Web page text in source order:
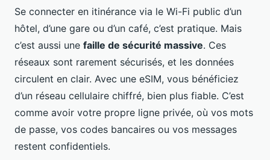
Se connecter en itinérance via le Wi-Fi public d’un
hôtel, d’une gare ou d’un café, c’est pratique. Mais
c’est aussi une faille de sécurité massive. Ces
réseaux sont rarement sécurisés, et les données
circulent en clair. Avec une eSIM, vous bénéficiez
d’un réseau cellulaire chiffré, bien plus fiable. C’est
comme avoir votre propre ligne privée, où vos mots
de passe, vos codes bancaires ou vos messages
restent confidentiels.